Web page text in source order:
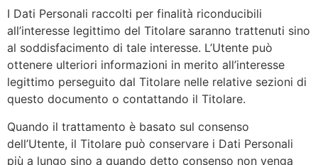
I Dati Personali raccolti per finalità riconducibili
all’interesse legittimo del Titolare saranno trattenuti sino
al soddisfacimento di tale interesse. L’Utente può
ottenere ulteriori informazioni in merito all’interesse
legittimo perseguito dal Titolare nelle relative sezioni di
questo documento o contattando il Titolare.
Quando il trattamento è basato sul consenso
dell’Utente, il Titolare può conservare i Dati Personali
più a lungo sino a quando detto consenso non venga